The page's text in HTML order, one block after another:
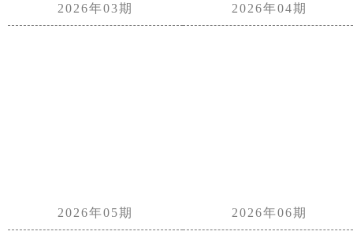
2026年03期 2026年04期
2026年05期 2026年06期